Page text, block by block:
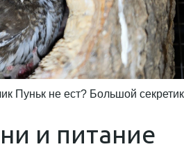
Пуньк не ест? Большой секретик
и питание